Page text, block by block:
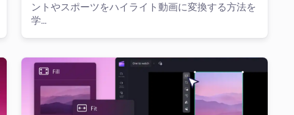
ントやスポーツをハイライト動画に変換する方法を
学...